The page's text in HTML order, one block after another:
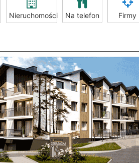
Nieruchomości Na telefon Firmy